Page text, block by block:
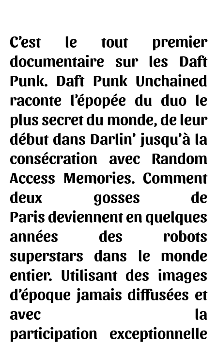
C’est le tout premier
documentaire sur les Daft
Punk. Daft Punk Unchained
raconte l’épopée du duo le
plus secret du monde, de leur
début dans Darlin’ jusqu’à la
consécration avec Random
Access Memories. Comment
deux gosses de
Paris deviennent en quelques
années des robots
superstars dans le monde
entier. Utilisant des images
d’époque jamais diffusées et
avec la
participation exceptionnelle